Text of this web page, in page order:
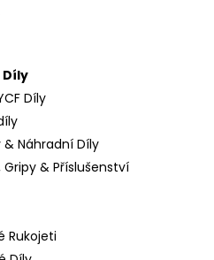
Díly
Náhradní Díly
Gripy & Příslušenství
Rukojeti